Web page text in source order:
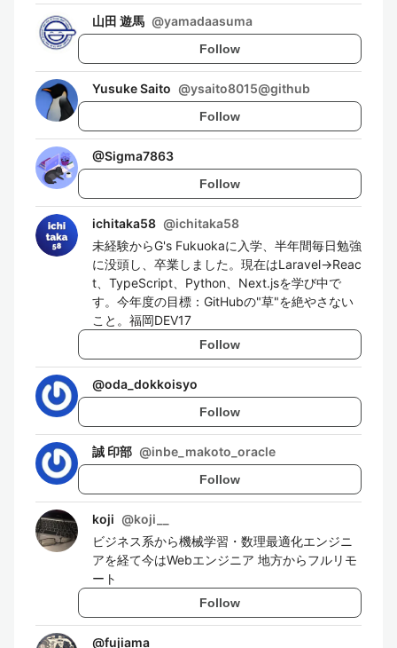
山田 遊馬 @yamadaasuma
Follow
Yusuke Saito @ysaito8015@github
Follow
@Sigma7863
Follow
ichitaka58 @ichitaka58
未経験からG's Fukuokaに入学、半年間毎日勉強
に没頭し、卒業しました。現在はLaravel→Reac
t、TypeScript、Python、Next.jsを学び中で
す。今年度の目標：GitHubの"草"を絶やさない
こと。福岡DEV17
Follow
@oda_dokkoisyo
Follow
誠 印部 @inbe_makoto_oracle
Follow
koji @koji__
ビジネス系から機械学習・数理最適化エンジニ
アを経て今はWebエンジニア 地方からフルリモ
ート
Follow
@fujiama